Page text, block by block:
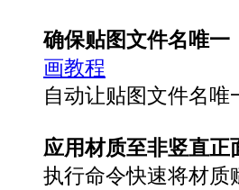
确保贴图文件名唯一
画教程
自动让贴图文件名
应用材质至非竖直正
执行命令快速将材质